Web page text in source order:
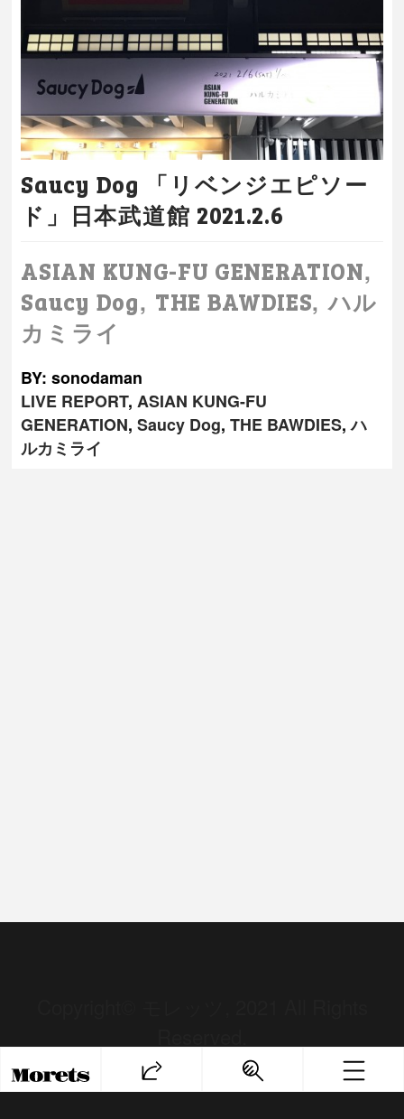
Saucy Dog 「リベンジエピソー
ド」日本武道館 2021.2.6
ASIAN KUNG-FU GENERATION,
Saucy Dog, THE BAWDIES,ハル
カミライ
BY: sonodaman
LIVE REPORT,ASIAN KUNG-FU
GENERATION,Saucy Dog,THE BAWDIES,ハ
ルカミライ